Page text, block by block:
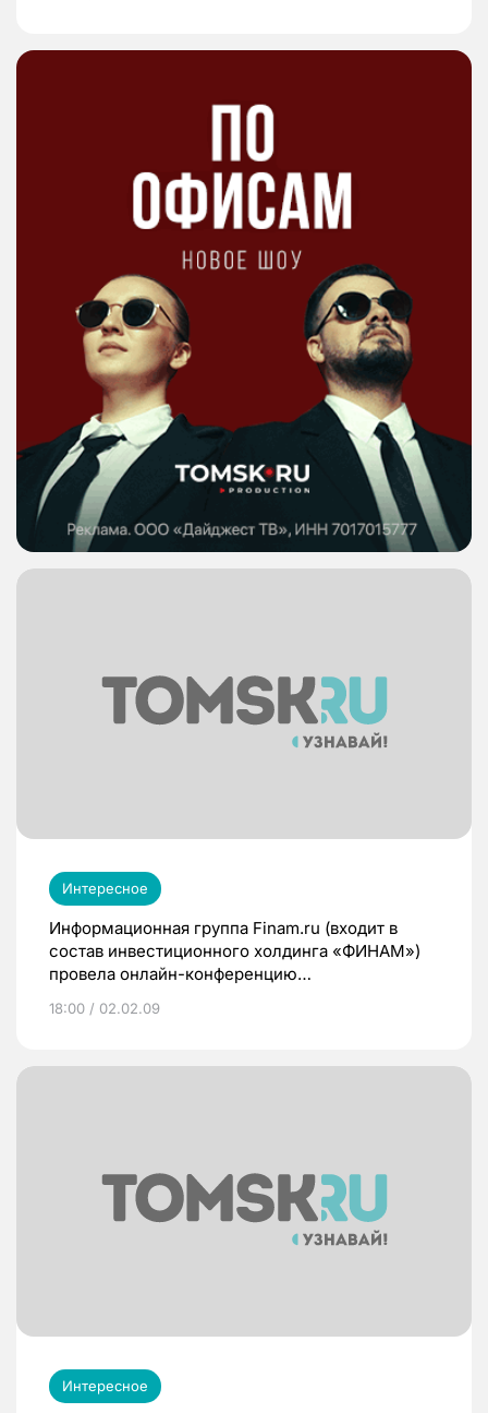
более 33 процентов от всего оборота в
Интересное
Информационная группа Finam.ru (входит в
состав инвестиционного холдинга «ФИНАМ»)
провела онлайн-конференцию
России: проверка практикой». Ее участники
требований времени. При этом в ближайшие
18:00 / 02.02.09
Интересное